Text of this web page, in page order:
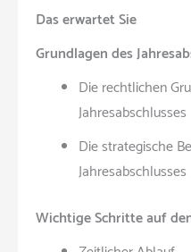
Das erwartet Sie
Grundlagen des
Die rechtlichen
Jahresabschlusses
Die strategische
Jahresabschlusses
Wichtige Schritte auf